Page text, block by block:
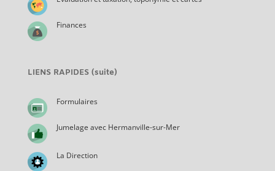
Finances
LIENS RAPIDES (suite)
Formulaires
Jumelage avec Hermanville-sur-Mer
La Direction